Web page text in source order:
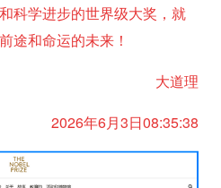
科学进步的世界级大奖，就
途和命运的未来！
大道理
2026年6月3日08:35:38